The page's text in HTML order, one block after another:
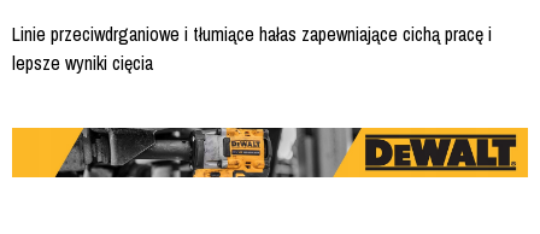
Linie przeciwdrganiowe i tłumiące hałas zapewniające cichą pracę i
lepsze wyniki cięcia